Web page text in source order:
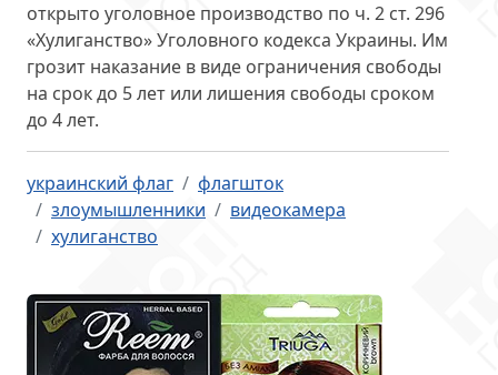
открыто уголовное производство по ч. 2 ст. 296
«Хулиганство» Уголовного кодекса Украины. Им
грозит наказание в виде ограничения свободы
на срок до 5 лет или лишения свободы сроком
до 4 лет.
украинский флаг
флагшток
злоумышленники
видеокамера
хулиганство